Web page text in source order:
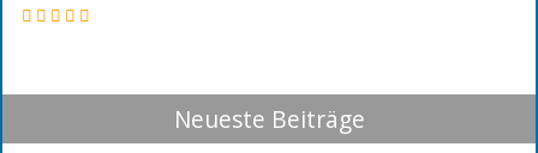
Neueste Beiträge